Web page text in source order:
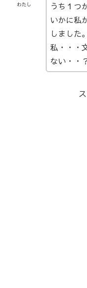
わたし
うち１つ
いかに私
しました。
私・・・
ない・・